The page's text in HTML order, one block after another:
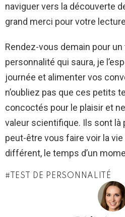
naviguer vers la découverte
grand merci pour votre
Rendez-vous demain pour
personnalité qui saura, je
journée et alimenter vos
n’oubliez pas que ces petits
concoctés pour le plaisir et
valeur scientifique. Ils sont là
peut-être vous faire voir la
différent, le temps d’un
TEST DE PERSONNALITÉ